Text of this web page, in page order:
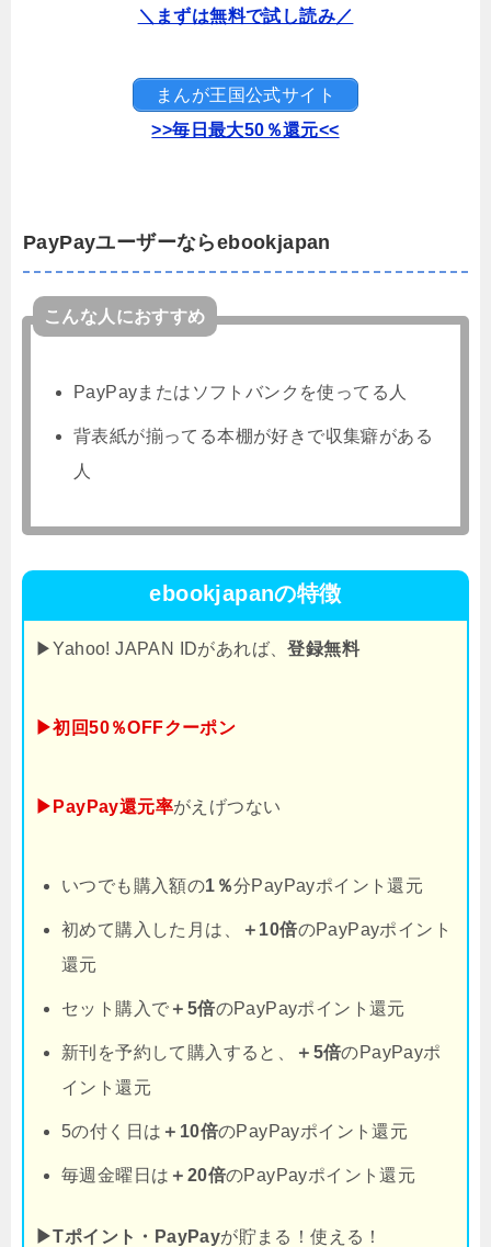
＼まずは無料で試し読み／
まんが王国公式サイト
>>毎日最大50％還元<<
PayPayユーザーならebookjapan
こんな人におすすめ
PayPayまたはソフトバンクを使ってる人
背表紙が揃ってる本棚が好きで収集癖がある
人
ebookjapanの特徴
▶Yahoo! JAPAN IDがあれば、登録無料
▶初回50％OFFクーポン
▶PayPay還元率がえげつない
いつでも購入額の1％分PayPayポイント還元
初めて購入した月は、 ＋10倍のPayPayポイント
還元
セット購入で ＋5倍のPayPayポイント還元
新刊を予約して購入すると、 ＋5倍のPayPayポ
イント還元
5の付く日は ＋10倍のPayPayポイント還元
毎週金曜日は ＋20倍のPayPayポイント還元
▶Tポイント・PayPayが貯まる！使える！